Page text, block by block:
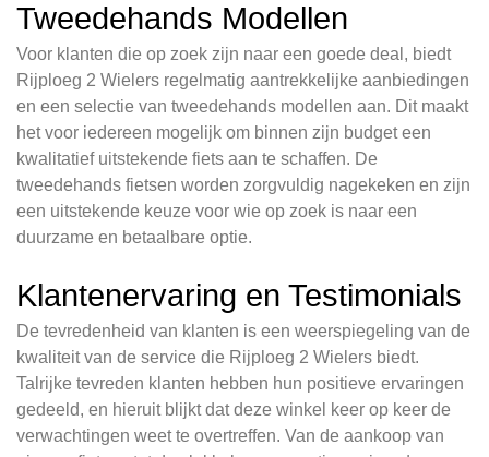
Tweedehands Modellen
Voor klanten die op zoek zijn naar een goede deal, biedt
Rijploeg 2 Wielers regelmatig aantrekkelijke aanbiedingen
en een selectie van tweedehands modellen aan. Dit maakt
het voor iedereen mogelijk om binnen zijn budget een
kwalitatief uitstekende fiets aan te schaffen. De
tweedehands fietsen worden zorgvuldig nagekeken en zijn
een uitstekende keuze voor wie op zoek is naar een
duurzame en betaalbare optie.
Klantenervaring en Testimonials
De tevredenheid van klanten is een weerspiegeling van de
kwaliteit van de service die Rijploeg 2 Wielers biedt.
Talrijke tevreden klanten hebben hun positieve ervaringen
gedeeld, en hieruit blijkt dat deze winkel keer op keer de
verwachtingen weet te overtreffen. Van de aankoop van